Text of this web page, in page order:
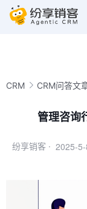
CRM CRM问答文
管理咨询
纷享销客 · 2025-